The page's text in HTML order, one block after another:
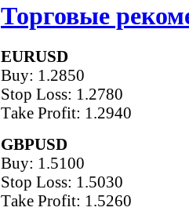
Торговые
EURUSD
Buy: 1.2850
Stop Loss: 1.2780
Тake Рrofit: 1.2940
GBPUSD
Buy: 1.5100
Stop Loss: 1.5030
Тake Рrofit: 1.5260